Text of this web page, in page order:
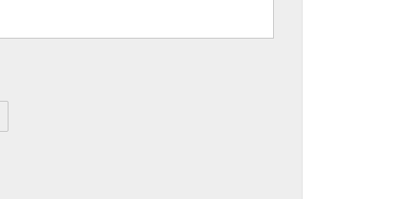
への不正アクセス等を防止するために、物理的・技術的施